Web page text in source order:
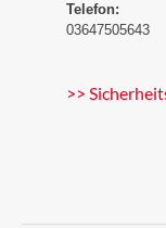
Telefon:
03647505643
>>